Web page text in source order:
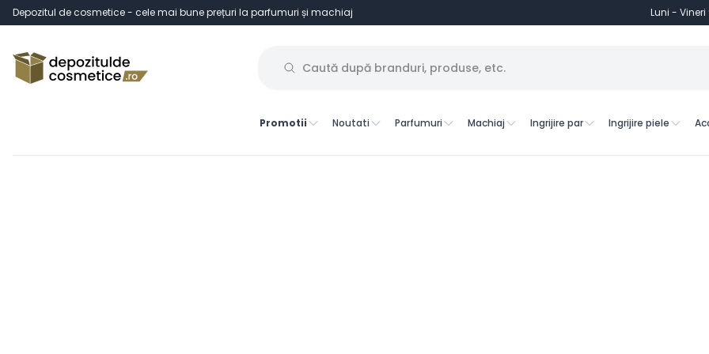
Depozitul de cosmetice - cele mai bune prețuri la parfumuri și machiaj Luni - Vineri
Promotii Noutati Parfumuri Machiaj Ingrijire par Ingrijire piele